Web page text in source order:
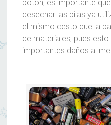
botón, es importante
desechar las pilas ya
el mismo cesto que la
de materiales, pues
importantes daños al